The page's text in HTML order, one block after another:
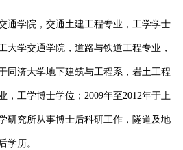
通学院，交通土建工程专业，工学学士
大学交通学院，道路与铁道工程专业，
同济大学地下建筑与工程系，岩土工程
，工学博士学位； 2009年至2012年于上
研究所从事博士后科研工作，隧道及地
学历。